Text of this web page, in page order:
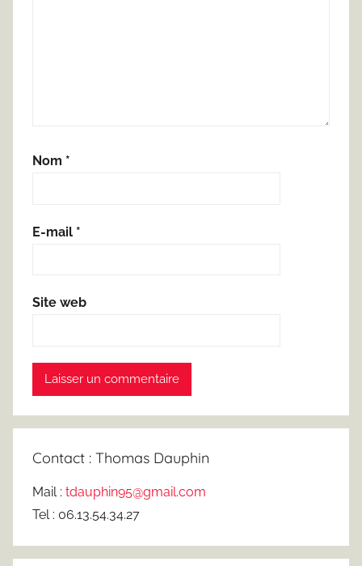
Nom *
E-mail *
Site web
Contact : Thomas Dauphin
Mail : tdauphin95@gmail.com
Tel : 06.13.54.34.27